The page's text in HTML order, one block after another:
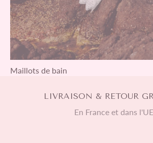
Maillots de bain
LIVRAISON & RETOUR
En France et dans l'UE